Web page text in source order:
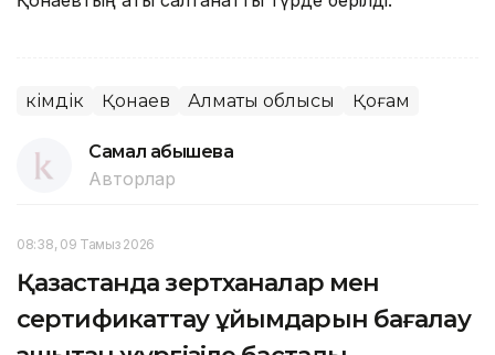
Әкімдік Қонаев Алматы облысы Қоғам
Самал Қабышева
Авторлар
08:38, 09 Тамыз 2026
Қазақстанда зертханалар мен
сертификаттау ұйымдарын бағалау